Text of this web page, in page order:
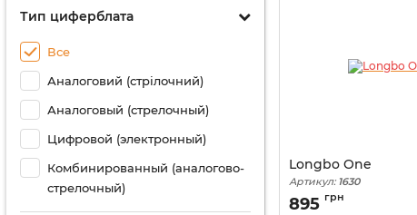
Тип циферблата
Все
Аналоговий (стрілочний)
Аналоговый (стрелочный)
Цифровой (электронный)
Комбинированный (аналогово-
стрелочный)
Longbo One
Артикул:1630
895 грн